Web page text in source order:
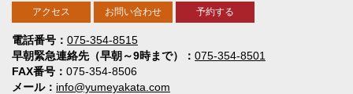
電話番号
075-354-8515
早朝緊急連絡先（早朝～9時まで）
075-354-8501
FAX番号
075-354-8506
メール
info@yumeyakata.com
アクセス お問い合わせ 予約する